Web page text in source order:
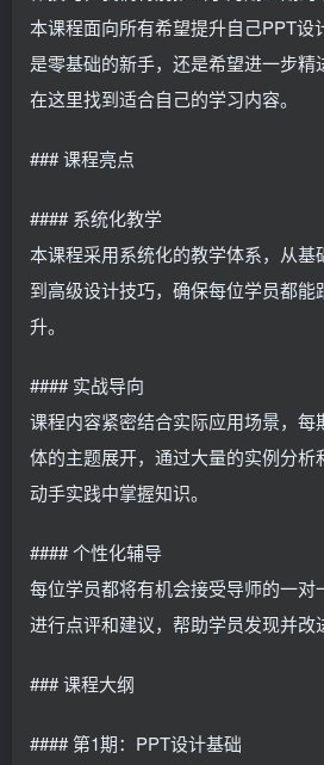
本课程面向所有希望提升自己PPT设
是零基础的新手，还是希望进一步
在这里找到适合自己的学习内容。
### 课程亮点
#### 系统化教学
本课程采用系统化的教学体系，从基
到高级设计技巧，确保每位学员都能
升。
#### 实战导向
课程内容紧密结合实际应用场景，每
体的主题展开，通过大量的实例分析
动手实践中掌握知识。
#### 个性化辅导
每位学员都将有机会接受导师的一对
进行点评和建议，帮助学员发现并改
### 课程大纲
#### 第1期：PPT设计基础